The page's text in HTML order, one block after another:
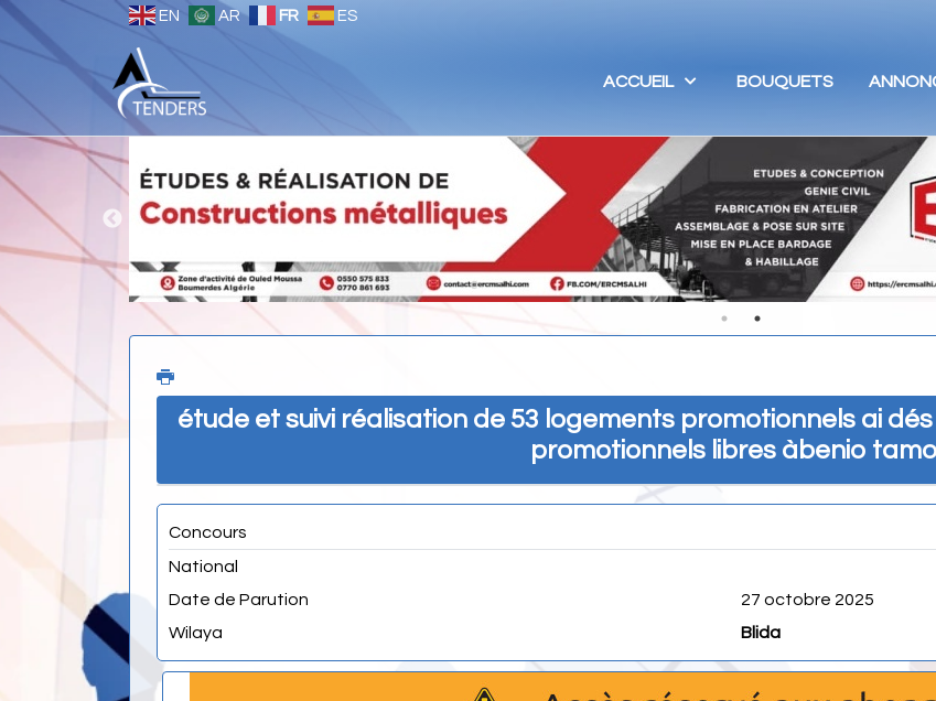
EN AR FR ES
ACCUEIL BOUQUETS
étude et suivi réalisation de 53 logements promotionnels ai
promotionnels libres àbenio
Concours
National
Date de Parution
27 octobre 2025
Wilaya
Blida